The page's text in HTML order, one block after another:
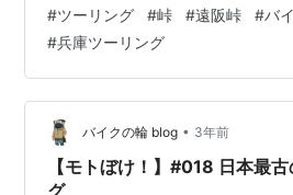
（Youtubuもこちらに記載します。
https://
ステッカーについて バイカーズイ
中！店員さ…
#ツーリング #峠 #遠阪峠 #バ
#兵庫ツーリング
バイクの輪 blog • 3年前
【モトぼけ！】#018 日本最
グ